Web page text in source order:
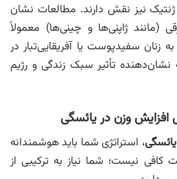
نیز نقش دارند. مطالعات نشان
(مانند ژاپنی‌ها و چینی‌ها) معمولاً
زنان سفیدپوست یا آفریقایی‌تبار در
نشان‌دهنده تأثیر سبک زندگی و رژیم
، استراتژی شما باید هوشمندانه
نیست؛ شما نیاز به ترکیبی از